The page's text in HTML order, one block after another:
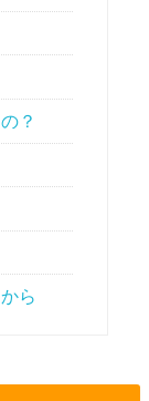
？
ら